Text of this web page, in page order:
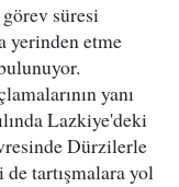
süresi
yerinden etme
yanı
Lazkiye'deki
Dürzilerle
tartışmalara yol